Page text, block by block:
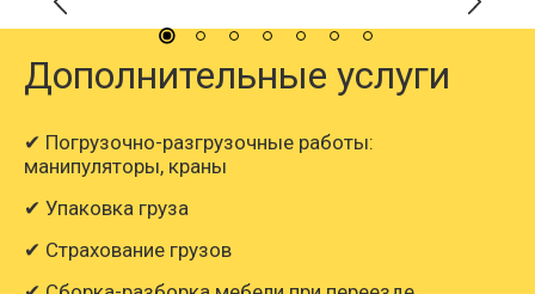
Дополнительные услуги
✔ Погрузочно-разгрузочные работы:
манипуляторы, краны
✔ Упаковка груза
✔ Страхование грузов